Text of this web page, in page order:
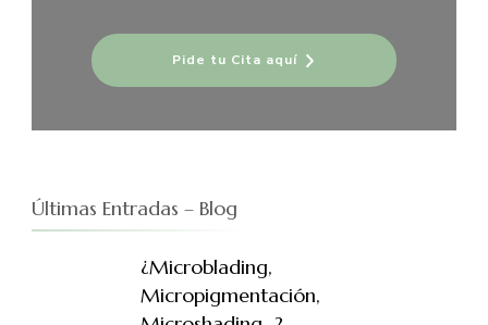
Pide tu Cita aquí
Últimas Entradas – Blog
¿Microblading,
Micropigmentación,